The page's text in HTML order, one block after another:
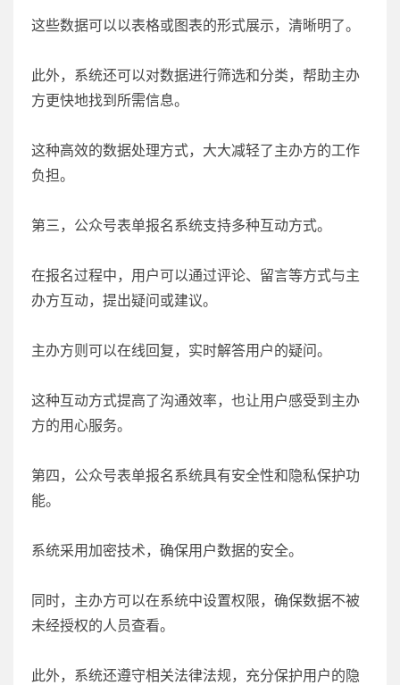
这些数据可以以表格或图表的形式展示，清晰明了。
此外，系统还可以对数据进行筛选和分类，帮助主办
方更快地找到所需信息。
这种高效的数据处理方式，大大减轻了主办方的工作
负担。
第三，公众号表单报名系统支持多种互动方式。
在报名过程中，用户可以通过评论、留言等方式与主
办方互动，提出疑问或建议。
主办方则可以在线回复，实时解答用户的疑问。
这种互动方式提高了沟通效率，也让用户感受到主办
方的用心服务。
第四，公众号表单报名系统具有安全性和隐私保护功
能。
系统采用加密技术，确保用户数据的安全。
同时，主办方可以在系统中设置权限，确保数据不被
未经授权的人员查看。
此外，系统还遵守相关法律法规，充分保护用户的隐